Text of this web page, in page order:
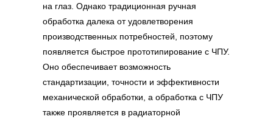
на глаз. Однако традиционная ручная
обработка далека от удовлетворения
производственных потребностей, поэтому
появляется быстрое прототипирование с ЧПУ.
Оно обеспечивает возможность
стандартизации, точности и эффективности
механической обработки, а обработка с ЧПУ
также проявляется в радиаторной